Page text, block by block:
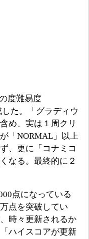
度難易度
した。「グラディウ
め、実は１周クリ
「NORMAL」以上
、更に「コナミコ
なる。最終的に２
点になっている
点を突破してい
時々更新されるか
ハイスコアが更新